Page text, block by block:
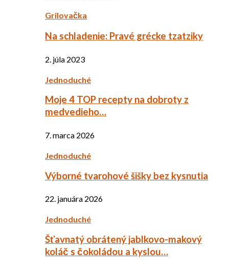
Grilovačka
Na schladenie: Pravé grécke tzatziky
2. júla 2023
Jednoduché
Moje 4 TOP recepty na dobroty z
medvedieho…
7. marca 2026
Jednoduché
Výborné tvarohové šišky bez kysnutia
22. januára 2026
Jednoduché
Šťavnatý obrátený jablkovo-makový
koláč s čokoládou a kyslou…